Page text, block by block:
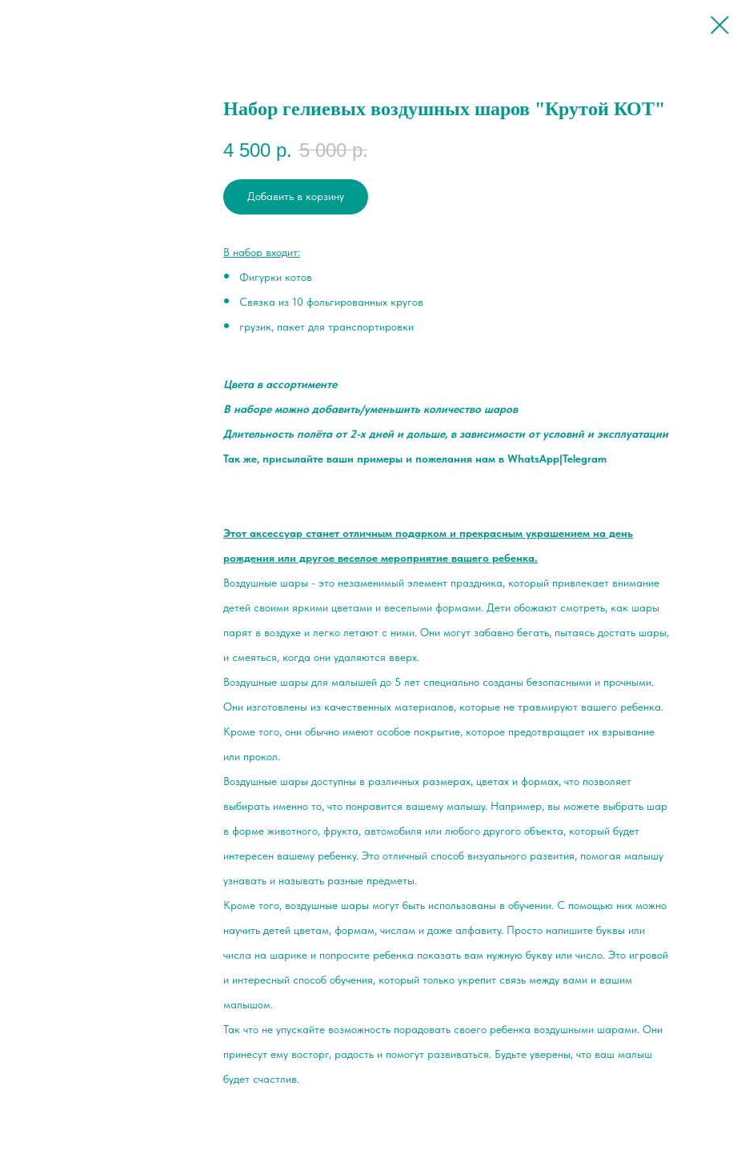
Набор гелиевых воздушных шаров "Крутой КОТ"
4 500 р. 5 000 р.
Добавить в корзину
В набор входит:
Фигурки котов
Связка из 10 фольгированных кругов
грузик, пакет для транспортировки
Цвета в ассортименте
В наборе можно добавить/уменьшить количество шаров
Длительность полёта от 2-х дней и дольше, в зависимости от условий и эксплуатации
Так же, присылайте ваши примеры и пожелания нам в WhatsApp|Telegram
Этот аксессуар станет отличным подарком и прекрасным украшением на день
рождения или другое веселое мероприятие вашего ребенка.
Воздушные шары - это незаменимый элемент праздника, который привлекает внимание
детей своими яркими цветами и веселыми формами. Дети обожают смотреть, как шары
парят в воздухе и легко летают с ними. Они могут забавно бегать, пытаясь достать шары,
и смеяться, когда они удаляются вверх.
Воздушные шары для малышей до 5 лет специально созданы безопасными и прочными.
Они изготовлены из качественных материалов, которые не травмируют вашего ребенка.
Кроме того, они обычно имеют особое покрытие, которое предотвращает их взрывание
или прокол.
Воздушные шары доступны в различных размерах, цветах и формах, что позволяет
выбирать именно то, что понравится вашему малышу. Например, вы можете выбрать шар
в форме животного, фрукта, автомобиля или любого другого объекта, который будет
интересен вашему ребенку. Это отличный способ визуального развития, помогая малышу
узнавать и называть разные предметы.
Кроме того, воздушные шары могут быть использованы в обучении. С помощью них можно
научить детей цветам, формам, числам и даже алфавиту. Просто напишите буквы или
числа на шарике и попросите ребенка показать вам нужную букву или число. Это игровой
и интересный способ обучения, который только укрепит связь между вами и вашим
малышом.
Так что не упускайте возможность порадовать своего ребенка воздушными шарами. Они
принесут ему восторг, радость и помогут развиваться. Будьте уверены, что ваш малыш
будет счастлив.